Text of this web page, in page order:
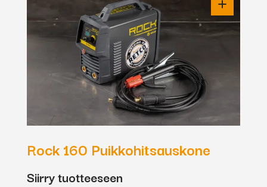
Rock 160 Puikkohitsauskone
Siirry tuotteeseen